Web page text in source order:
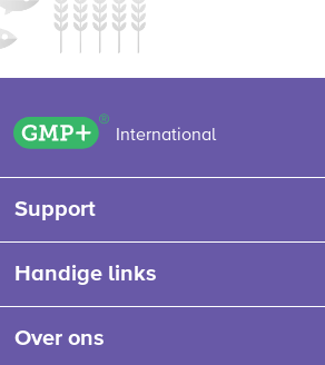
GMP+ logo
International
Support
Handige links
Over ons